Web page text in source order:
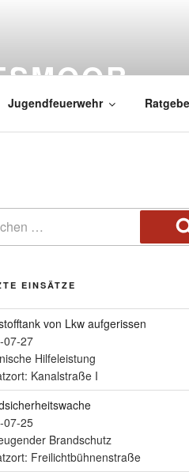
Jugendfeuerwehr
EINSÄTZE
von Lkw aufgerissen
07-27
Hilfeleistung
Kanalstraße I
07-25
Brandschutz
Freilichtbühnenstraße